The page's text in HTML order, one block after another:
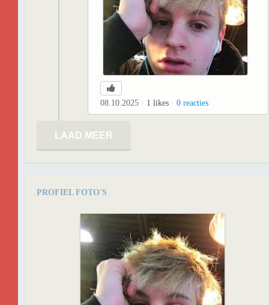
08.10.2025 1 likes 0 reacties
LAAD MEER
PROFIEL FOTO'S